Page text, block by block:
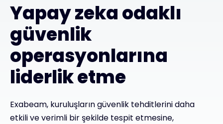
#weareexclusive
Yapay zeka odaklı
güvenlik
operasyonlarına
liderlik etme
Exabeam, kuruluşların güvenlik tehditlerini daha
etkili ve verimli bir şekilde tespit etmesine,